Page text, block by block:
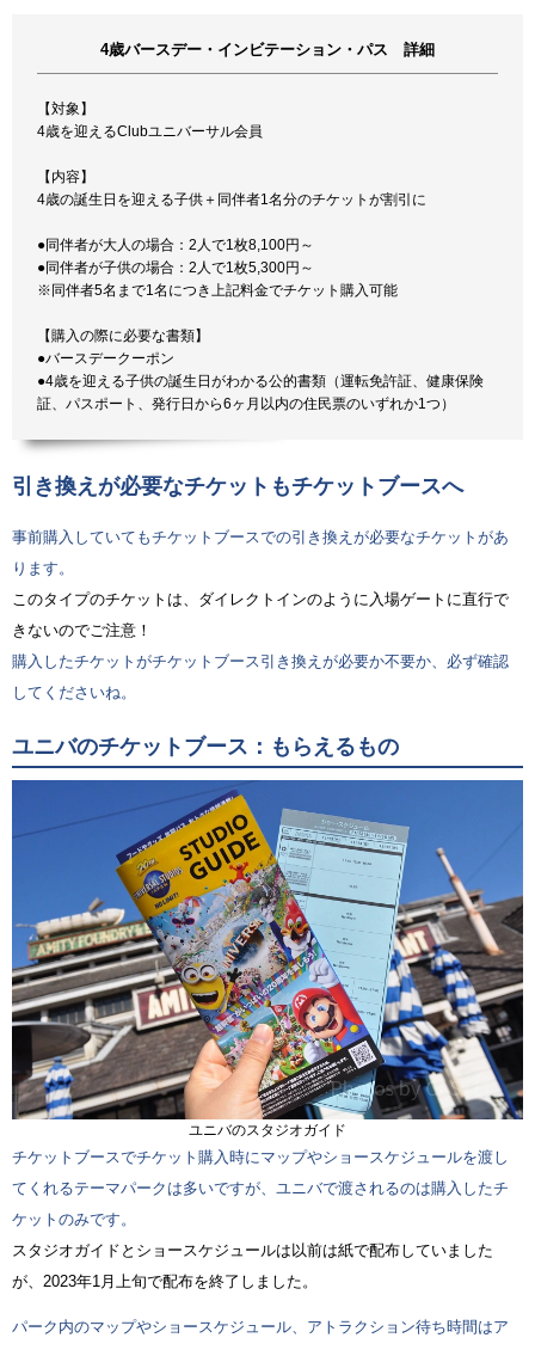
4歳バースデー・インビテーション・パス 詳細
【対象】
4歳を迎えるClubユニバーサル会員
【内容】
4歳の誕生日を迎える子供＋同伴者1名分のチケットが割引に
●同伴者が大人の場合：2人で1枚8,100円～
●同伴者が子供の場合：2人で1枚5,300円～
※同伴者5名まで1名につき上記料金でチケット購入可能
【購入の際に必要な書類】
●バースデークーポン
●4歳を迎える子供の誕生日がわかる公的書類（運転免許証、健康保険
証、パスポート、発行日から6ヶ月以内の住民票のいずれか1つ）
引き換えが必要なチケットもチケットブースへ
事前購入していてもチケットブースでの引き換えが必要なチケットがあ
ります。
このタイプのチケットは、ダイレクトインのように入場ゲートに直行で
きないのでご注意！
購入したチケットがチケットブース引き換えが必要か不要か、必ず確認
してくださいね。
ユニバのチケットブース：もらえるもの
ユニバのスタジオガイド
チケットブースでチケット購入時にマップやショースケジュールを渡し
てくれるテーマパークは多いですが、ユニバで渡されるのは購入したチ
ケットのみです。
スタジオガイドとショースケジュールは以前は紙で配布していました
が、2023年1月上旬で配布を終了しました。
パーク内のマップやショースケジュール、アトラクション待ち時間はア